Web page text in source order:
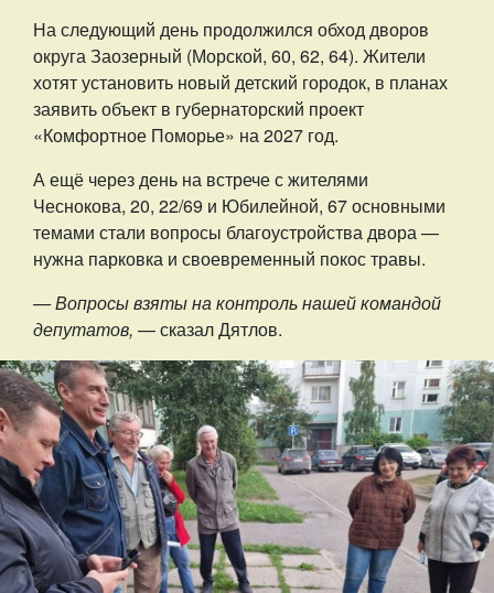
На следующий день продолжился обход дворов
округа Заозерный (Морской, 60, 62, 64). Жители
хотят установить новый детский городок, в планах
заявить объект в губернаторский проект
«Комфортное Поморье» на 2027 год.
А ещё через день на встрече с жителями
Чеснокова, 20, 22/69 и Юбилейной, 67 основными
темами стали вопросы благоустройства двора —
нужна парковка и своевременный покос травы.
— Вопросы взяты на контроль нашей командой
депутатов, — сказал Дятлов.